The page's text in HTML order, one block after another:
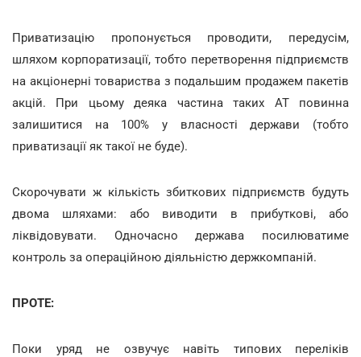
Приватизацію пропонується проводити, передусім,
шляхом корпоратизації, тобто перетворення підприємств
на акціонерні товариства з подальшим продажем пакетів
акцій. При цьому деяка частина таких АТ повинна
залишитися на 100% у власності держави (тобто
приватизації як такої не буде).
Скорочувати ж кількість збиткових підприємств будуть
двома шляхами: або виводити в прибуткові, або
ліквідовувати. Одночасно держава посилюватиме
контроль за операційною діяльністю держкомпаній.
ПРОТЕ:
Поки уряд не озвучує навіть типових переліків